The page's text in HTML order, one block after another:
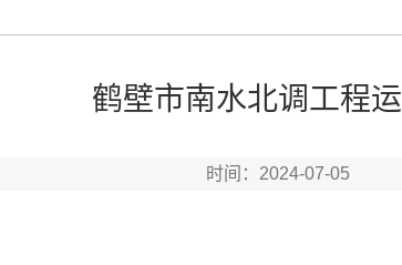
鹤壁市南水北调工程
时间：2024-07-05